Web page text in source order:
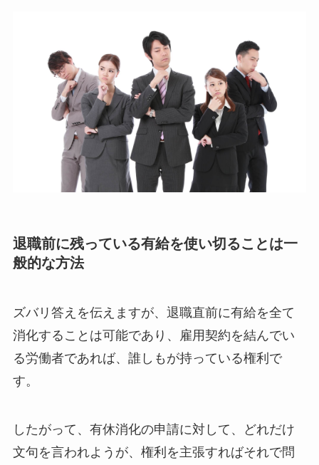
退職前に残っている有給を使い切ることは一
般的な方法
ズバリ答えを伝えますが、退職直前に有給を全て
消化することは可能であり、雇用契約を結んでい
る労働者であれば、誰しもが持っている権利で
す。
したがって、有休消化の申請に対して、どれだけ
文句を言われようが、権利を主張すればそれで問